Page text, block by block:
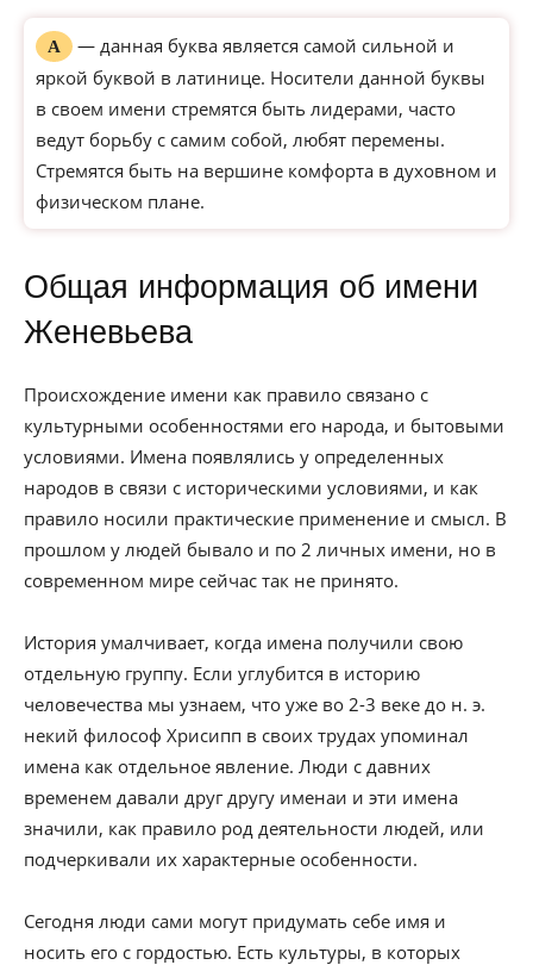
А
— данная буква является самой сильной и
яркой буквой в латинице. Носители данной буквы
в своем имени стремятся быть лидерами, часто
ведут борьбу с самим собой, любят перемены.
Стремятся быть на вершине комфорта в духовном и
физическом плане.
Общая информация об имени
Женевьева
Происхождение имени как правило связано с
культурными особенностями его народа, и бытовыми
условиями. Имена появлялись у определенных
народов в связи с историческими условиями, и как
правило носили практические применение и смысл. В
прошлом у людей бывало и по 2 личных имени, но в
современном мире сейчас так не принято.
История умалчивает, когда имена получили свою
отдельную группу. Если углубится в историю
человечества мы узнаем, что уже во 2-3 веке до н. э.
некий философ Хрисипп в своих трудах упоминал
имена как отдельное явление. Люди с давних
временем давали друг другу именаи и эти имена
значили, как правило род деятельности людей, или
подчеркивали их характерные особенности.
Сегодня люди сами могут придумать себе имя и
носить его с гордостью. Есть культуры, в которых